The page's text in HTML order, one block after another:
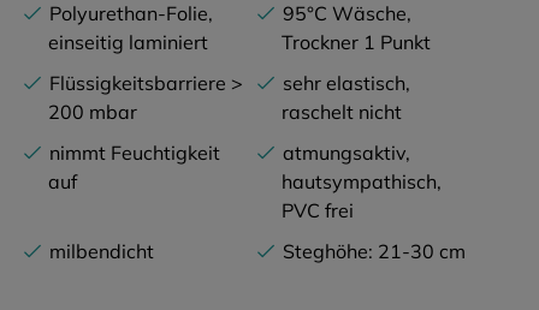
Polyurethan-Folie,
einseitig laminiert
95°C Wäsche,
Trockner 1 Punkt
Flüssigkeitsbarriere >
200 mbar
sehr elastisch,
raschelt nicht
nimmt Feuchtigkeit
auf
atmungsaktiv,
hautsympathisch,
PVC frei
milbendicht
Steghöhe: 21-30 cm